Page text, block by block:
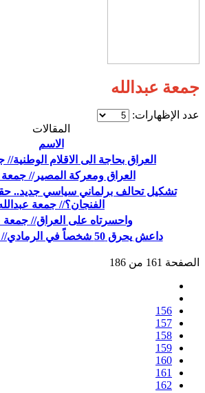
جمعة عبدالله
عدد الإظهارات:
المقالات
الاسم
العراق بحاجة الى الاقلام الوطنية//
العراق ومعركة المصير// جمعة
تشكيل تحالف برلماني سياسي جديد..
الفنجان؟// جمعة
واحسرتاه على العراق// جمعة
داعش يحرق 50 شخصاً في الرمادي// جمعة عبدالله
الصفحة 161 من 186
156
157
158
159
160
161
162